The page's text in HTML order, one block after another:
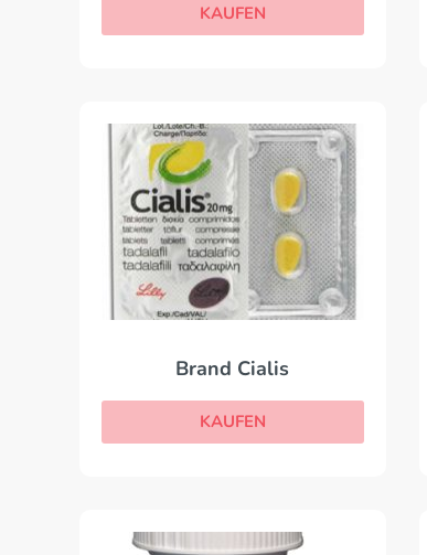
KAUFEN
Brand Cialis
KAUFEN